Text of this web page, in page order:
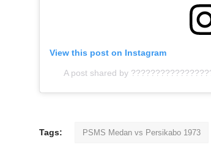
View this post on Instagram
A post shared by
Tags: PSMS Medan vs Persikabo 1973